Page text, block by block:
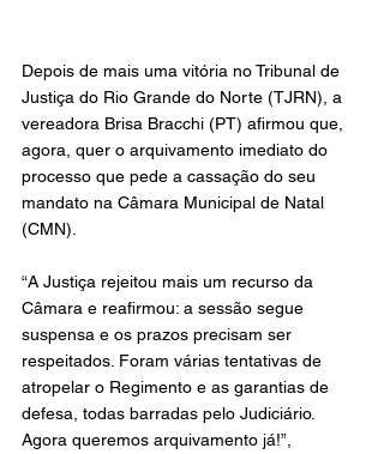
Depois de mais uma vitória no Tribunal de
Justiça do Rio Grande do Norte (TJRN), a
vereadora Brisa Bracchi (PT) afirmou que,
agora, quer o arquivamento imediato do
processo que pede a cassação do seu
mandato na Câmara Municipal de Natal
(CMN).
“A Justiça rejeitou mais um recurso da
Câmara e reafirmou: a sessão segue
suspensa e os prazos precisam ser
respeitados. Foram várias tentativas de
atropelar o Regimento e as garantias de
defesa, todas barradas pelo Judiciário.
Agora queremos arquivamento já!”,